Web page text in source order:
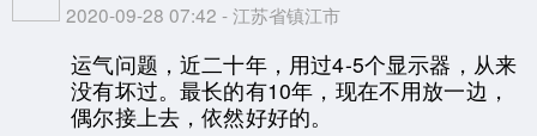
2020-09-28 07:42 - 江苏省镇江市
运气问题，近二十年，用过4-5个显示器，从来
没有坏过。最长的有10年，现在不用放一边，
偶尔接上去，依然好好的。